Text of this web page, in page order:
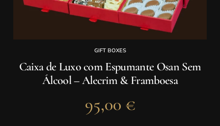
GIFT BOXES
Caixa de Luxo com Espumante Osan Sem
Álcool – Alecrim & Framboesa
95,00 €